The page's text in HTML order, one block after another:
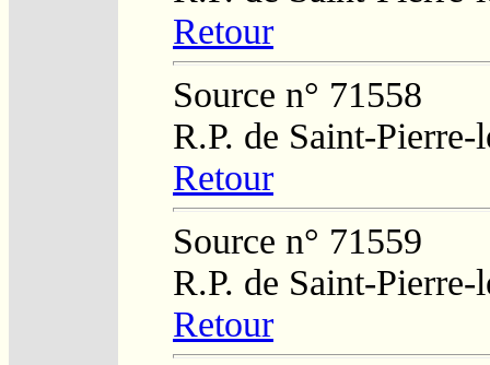
Retour
Source n° 71558
R.P. de Saint-
Retour
Source n° 71559
R.P. de Saint-
Retour